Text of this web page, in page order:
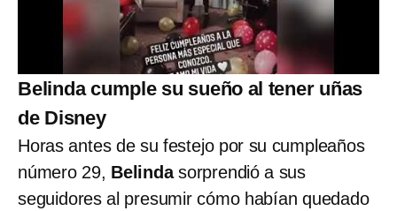
Belinda cumple su sueño al tener uñas
de Disney
Horas antes de su festejo por su cumpleaños
número 29, Belindasorprendió a sus
seguidores al presumir cómo habían quedado